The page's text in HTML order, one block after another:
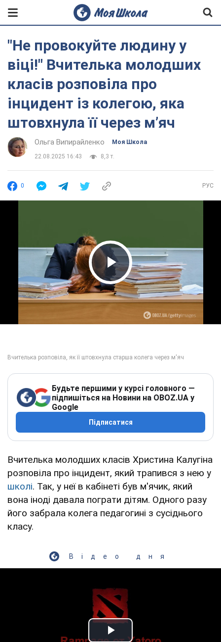
"Не провокуйте людину у
віці!" Вчителька молодших
класів розповіла про
інцидент із колегою, яка
штовхнула її через мʼяч
Ольга Випирайленко Моя Школа
22.08.2025 16:43 8,3 т.
0 РУС
Play Video
Будьте першими у курсі головного —
підпишіться на Новини на OBOZ.UA у
Google
Підписатися
Вчителька молодших класів Христина Калугіна
розповіла про інцидент, який трапився з нею у
школі. Так, у неї в кабінеті був м'ячик, який
вона іноді давала пограти дітям. Одного разу
його забрала колега педагогині з сусіднього
класу.
Відео дня